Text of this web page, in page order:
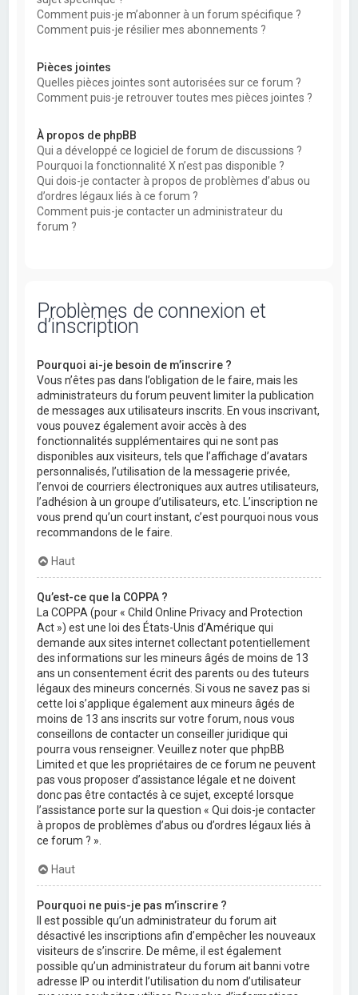
Comment puis-je m’abonner à un forum spécifique ?
Comment puis-je résilier mes abonnements ?
Pièces jointes
Quelles pièces jointes sont autorisées sur ce forum ?
Comment puis-je retrouver toutes mes pièces jointes ?
À propos de phpBB
Qui a développé ce logiciel de forum de discussions ?
Pourquoi la fonctionnalité X n’est pas disponible ?
Qui dois-je contacter à propos de problèmes d’abus ou
d’ordres légaux liés à ce forum ?
Comment puis-je contacter un administrateur du
forum ?
Problèmes de connexion et
d’inscription
Pourquoi ai-je besoin de m’inscrire ?
Vous n’êtes pas dans l’obligation de le faire, mais les
administrateurs du forum peuvent limiter la publication
de messages aux utilisateurs inscrits. En vous inscrivant,
vous pouvez également avoir accès à des
fonctionnalités supplémentaires qui ne sont pas
disponibles aux visiteurs, tels que l’affichage d’avatars
personnalisés, l’utilisation de la messagerie privée,
l’envoi de courriers électroniques aux autres utilisateurs,
l’adhésion à un groupe d’utilisateurs, etc. L’inscription ne
vous prend qu’un court instant, c’est pourquoi nous vous
recommandons de le faire.
Haut
Qu’est-ce que la COPPA ?
La COPPA (pour « Child Online Privacy and Protection
Act ») est une loi des États-Unis d’Amérique qui
demande aux sites internet collectant potentiellement
des informations sur les mineurs âgés de moins de 13
ans un consentement écrit des parents ou des tuteurs
légaux des mineurs concernés. Si vous ne savez pas si
cette loi s’applique également aux mineurs âgés de
moins de 13 ans inscrits sur votre forum, nous vous
conseillons de contacter un conseiller juridique qui
pourra vous renseigner. Veuillez noter que phpBB
Limited et que les propriétaires de ce forum ne peuvent
pas vous proposer d’assistance légale et ne doivent
donc pas être contactés à ce sujet, excepté lorsque
l’assistance porte sur la question « Qui dois-je contacter
à propos de problèmes d’abus ou d’ordres légaux liés à
ce forum ? ».
Haut
Pourquoi ne puis-je pas m’inscrire ?
Il est possible qu’un administrateur du forum ait
désactivé les inscriptions afin d’empêcher les nouveaux
visiteurs de s’inscrire. De même, il est également
possible qu’un administrateur du forum ait banni votre
adresse IP ou interdit l’utilisation du nom d’utilisateur